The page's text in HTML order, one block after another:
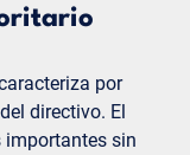
por
directivo. El
sin